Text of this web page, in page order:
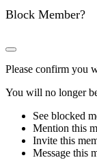
Block Member?
Please confirm you
You will no longer
See blocked
Mention this
Invite this
Message this